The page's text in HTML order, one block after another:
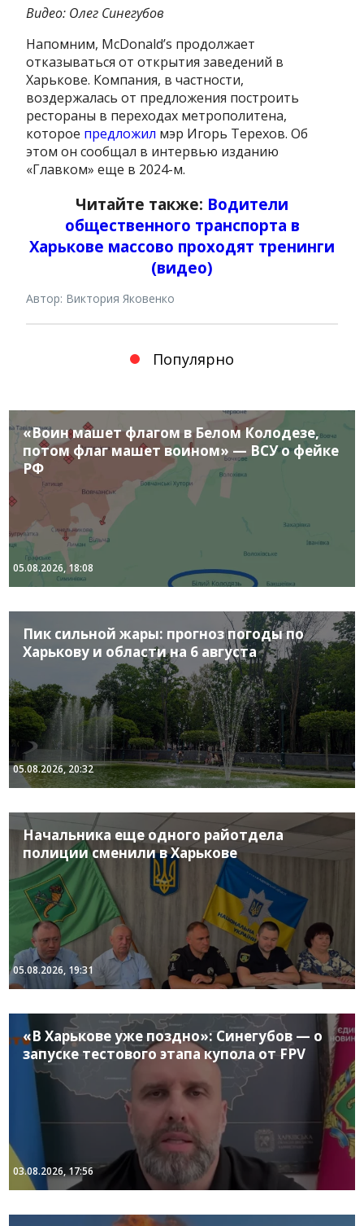
Видео: Олег Синегубов
Напомним, McDonald’s продолжает
отказываться от открытия заведений в
Харькове. Компания, в частности,
воздержалась от предложения построить
рестораны в переходах метрополитена,
которое предложил мэр Игорь Терехов. Об
этом он сообщал в интервью изданию
«Главком» еще в 2024-м.
Читайте также: Водители
общественного транспорта в
Харькове массово проходят тренинги
(видео)
Автор: Виктория Яковенко
Популярно
«Воин машет флагом в Белом Колодезе,
потом флаг машет воином» — ВСУ о фейке
РФ
05.08.2026, 18:08
Пик сильной жары: прогноз погоды по
Харькову и области на 6 августа
05.08.2026, 20:32
Начальника еще одного райотдела
полиции сменили в Харькове
05.08.2026, 19:31
«В Харькове уже поздно»: Синегубов — о
запуске тестового этапа купола от FPV
03.08.2026, 17:56